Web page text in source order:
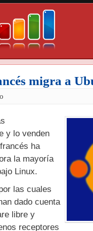
migra a
y lo venden
ha
la mayoría
Linux.
las cuales
dado cuenta
libre y
receptores